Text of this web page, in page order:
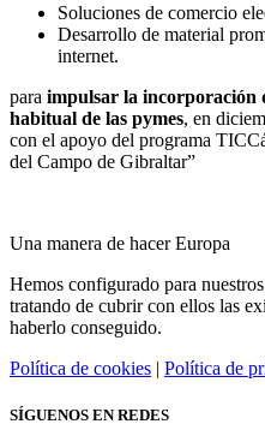
Soluciones de comercio
Desarrollo de material
internet.
para impulsar la incorporación
habitual de las pymes, en
con el apoyo del programa
del Campo de Gibraltar”
Una manera de hacer Europa
Hemos configurado para
tratando de cubrir con ellos las
haberlo conseguido.
Política de cookies | Política de
SÍGUENOS EN REDES